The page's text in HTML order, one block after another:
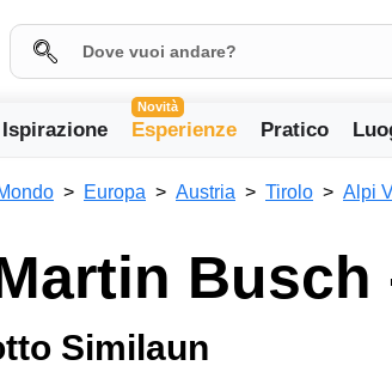
Ispirazione
Novità
Esperienze Pratico
Europa Austria Tirolo Alpi
Similaun